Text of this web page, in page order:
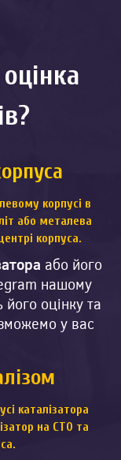
корпусі в
або металева
корпуса.
або його
нашому
оцінку та
у вас
каталізатора
на СТО та